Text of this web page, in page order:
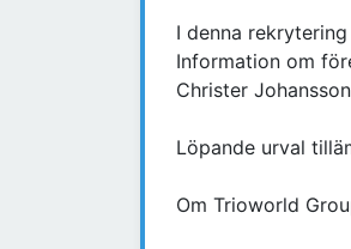
I denna
Information om
Christer
Löpande urval
Om Trioworld